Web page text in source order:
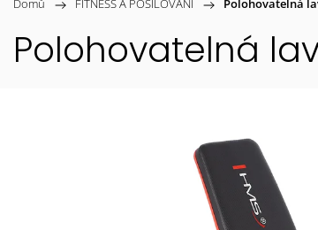
Domů / FITNESS A POSILOVÁNÍ / Polohovatelná
Polohovatelná